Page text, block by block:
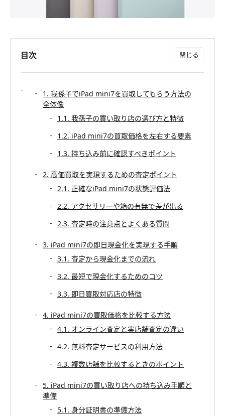
目次
1. 我孫子でiPad mini7を買取してもらう方法の
全体像
1.1. 我孫子の買い取り店の選び方と特徴
1.2. iPad mini7の買取価格を左右する要素
1.3. 持ち込み前に確認すべきポイント
2. 高価買取を実現するための査定ポイント
2.1. 正確なiPad mini7の状態評価法
2.2. アクセサリーや箱の有無で差が出る
2.3. 査定時の注意点とよくある質問
3. iPad mini7の即日現金化を実現する手順
3.1. 査定から現金化までの流れ
3.2. 最短で現金化するためのコツ
3.3. 即日買取対応店の特徴
4. iPad mini7の買取価格を比較する方法
4.1. オンライン査定と実店舗査定の違い
4.2. 無料査定サービスの利用方法
4.3. 複数店舗を比較するときのポイント
5. iPad mini7の買い取り店への持ち込み手順と
準備
5.1. 身分証明書の準備方法